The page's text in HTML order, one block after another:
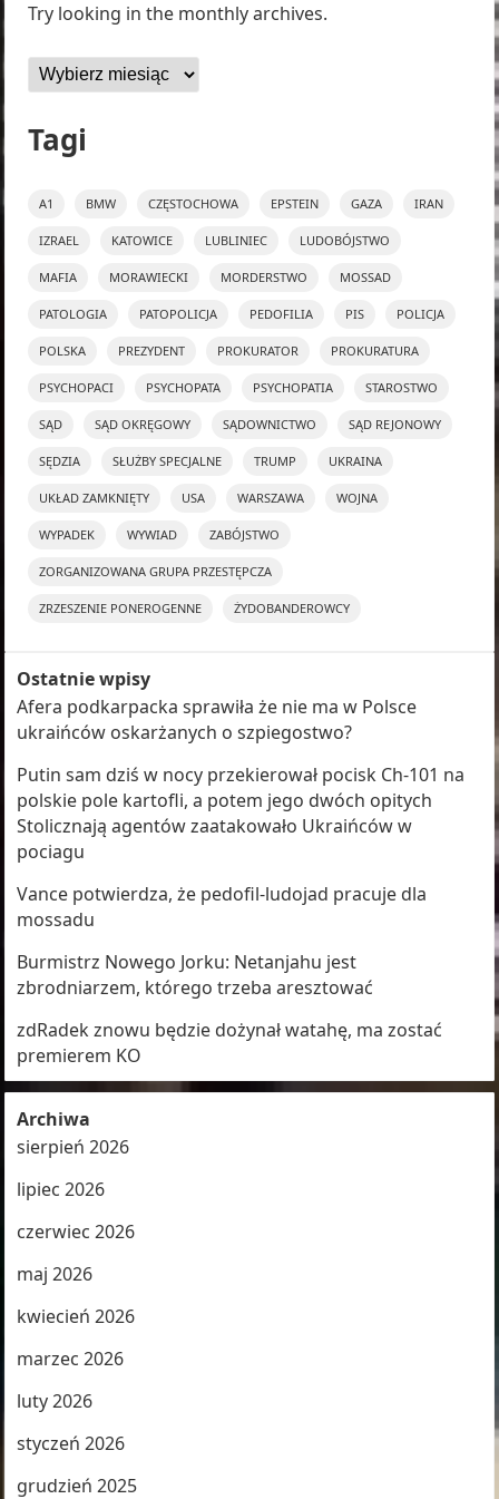
Try looking in the monthly archives.
Archiwa
Tagi
A1 BMW CZĘSTOCHOWA EPSTEIN GAZA IRAN
IZRAEL KATOWICE LUBLINIEC LUDOBÓJSTWO
MAFIA MORAWIECKI MORDERSTWO MOSSAD
PATOLOGIA PATOPOLICJA PEDOFILIA PIS POLICJA
POLSKA PREZYDENT PROKURATOR PROKURATURA
PSYCHOPACI PSYCHOPATA PSYCHOPATIA STAROSTWO
SĄD SĄD OKRĘGOWY SĄDOWNICTWO SĄD REJONOWY
SĘDZIA SŁUŻBY SPECJALNE TRUMP UKRAINA
UKŁAD ZAMKNIĘTY USA WARSZAWA WOJNA
WYPADEK WYWIAD ZABÓJSTWO
ZORGANIZOWANA GRUPA PRZESTĘPCZA
ZRZESZENIE PONEROGENNE ŻYDOBANDEROWCY
Ostatnie wpisy
Afera podkarpacka sprawiła że nie ma w Polsce
ukraińców oskarżanych o szpiegostwo?
Putin sam dziś w nocy przekierował pocisk Ch-101 na
polskie pole kartofli, a potem jego dwóch opitych
Stolicznają agentów zaatakowało Ukraińców w
pociagu
Vance potwierdza, że pedofil-ludojad pracuje dla
mossadu
Burmistrz Nowego Jorku: Netanjahu jest
zbrodniarzem, którego trzeba aresztować
zdRadek znowu będzie dożynał watahę, ma zostać
premierem KO
Archiwa
sierpień 2026
lipiec 2026
czerwiec 2026
maj 2026
kwiecień 2026
marzec 2026
luty 2026
styczeń 2026
grudzień 2025